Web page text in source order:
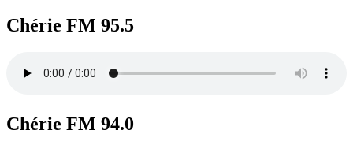
Chérie FM 95.5
Chérie FM 94.0